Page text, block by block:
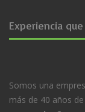
Experiencia
Somos una
más de 40 años